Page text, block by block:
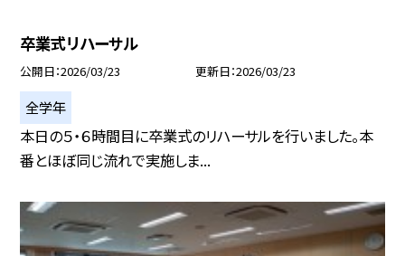
卒業式リハーサル
公開日 2026/03/23 更新日 2026/03/23
全学年
本日の５・６時間目に卒業式のリハーサルを行いました。本
番とほぼ同じ流れで実施しま...